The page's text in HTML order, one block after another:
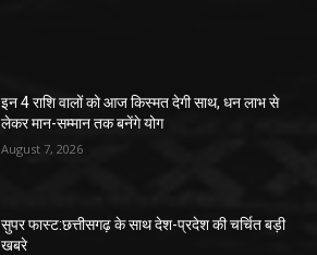
इन 4 राशि वालों को आज किस्मत देगी साथ, धन लाभ से
लेकर मान-सम्मान तक बनेंगे योग
August 7, 2026
सुपर फास्ट:छत्तीसगढ़ के साथ देश-प्रदेश की चर्चित बड़ी
खबरे